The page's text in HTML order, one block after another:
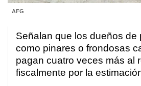
AFG
Señalan que los dueños de
como pinares o frondosas
pagan cuatro veces más al
fiscalmente por la